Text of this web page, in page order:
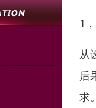
1
从
后
求